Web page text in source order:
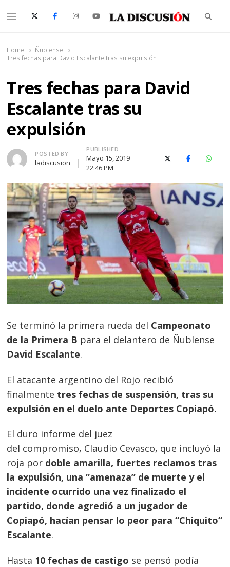
Menu
Home
Ñublense
Tres fechas para David Escalante tras su expulsión
Tres fechas para David
Escalante tras su
expulsión
Author
POSTED BY
ladiscusion
PUBLISHED
Mayo 15, 2019
22:46 PM
X (Twitter)Facebook
Se terminó la primera rueda del Campeonato
de la Primera B para el delantero de Ñublense
David Escalante.
El atacante argentino del Rojo recibió
finalmente tres fechas de suspensión, tras su
expulsión en el duelo ante Deportes Copiapó.
El duro informe del juez
del compromiso, Claudio Cevasco, que incluyó la
roja por doble amarilla, fuertes reclamos tras
la expulsión, una “amenaza” de muerte y el
incidente ocurrido una vez finalizado el
partido, donde agredió a un jugador de
Copiapó, hacían pensar lo peor para “Chiquito”
Escalante.
Hasta 10 fechas de castigo se pensó podía